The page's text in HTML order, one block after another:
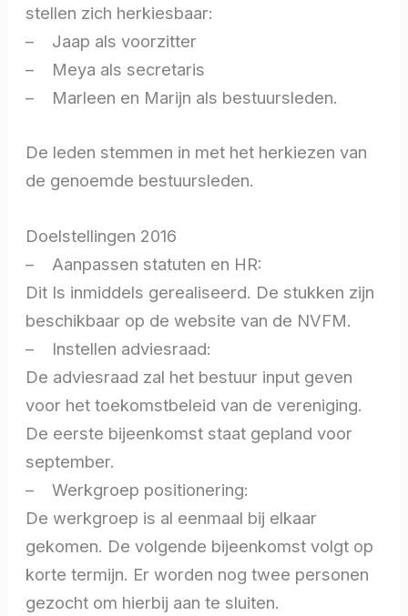
stellen zich herkiesbaar:
– Jaap als voorzitter
– Meya als secretaris
– Marleen en Marijn als bestuursleden.
De leden stemmen in met het herkiezen van
de genoemde bestuursleden.
Doelstellingen 2016
– Aanpassen statuten en HR:
Dit Is inmiddels gerealiseerd. De stukken zijn
beschikbaar op de website van de NVFM.
– Instellen adviesraad:
De adviesraad zal het bestuur input geven
voor het toekomstbeleid van de vereniging.
De eerste bijeenkomst staat gepland voor
september.
– Werkgroep positionering:
De werkgroep is al eenmaal bij elkaar
gekomen. De volgende bijeenkomst volgt op
korte termijn. Er worden nog twee personen
gezocht om hierbij aan te sluiten.